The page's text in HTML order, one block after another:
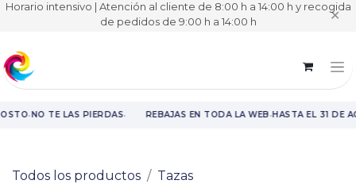
Horario intensivo | Atención al cliente de 8:00 h a 14:00 h y recogida
de pedidos de 9:00 h a 14:00 h ✕
·NO TE LAS PIERDAS· REBAJAS EN TODA LA WEB·HASTA EL 31 DE
Todos los productos
Tazas